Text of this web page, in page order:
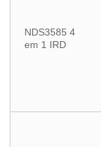
NDS3585 4
em 1 IRD